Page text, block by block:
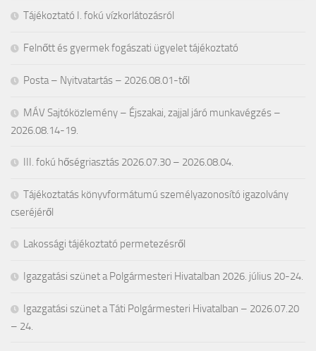
Tájékoztató I. fokú vízkorlátozásról
Felnőtt és gyermek fogászati ügyelet tájékoztató
Posta – Nyitvatartás – 2026.08.01-től
MÁV Sajtóközlemény – Éjszakai, zajjal járó munkavégzés –
2026.08.14-19.
III. fokú hőségriasztás 2026.07.30 – 2026.08.04.
Tájékoztatás könyvformátumú személyazonosító igazolvány
cseréjéről
Lakossági tájékoztató permetezésről
Igazgatási szünet a Polgármesteri Hivatalban 2026. július 20-24.
Igazgatási szünet a Táti Polgármesteri Hivatalban – 2026.07.20
– 24.